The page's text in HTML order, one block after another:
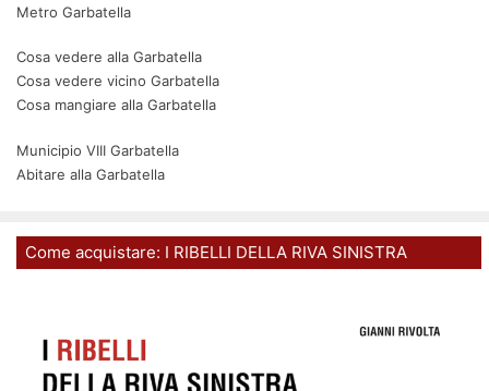
Metro Garbatella
Cosa vedere alla Garbatella
Cosa vedere vicino Garbatella
Cosa mangiare alla Garbatella
Municipio VIII Garbatella
Abitare alla Garbatella
Come acquistare: I RIBELLI DELLA RIVA SINISTRA